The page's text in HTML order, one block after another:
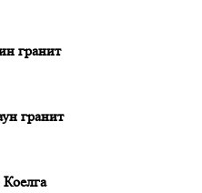
гранит
гранит